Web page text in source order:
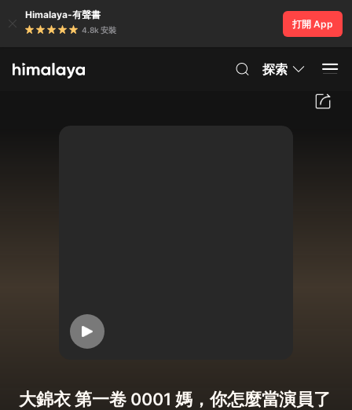
Himalaya-有聲書
4.8k 安裝
打開 App
探索
大錦衣 第一卷 0001 媽，你怎麼當演員了